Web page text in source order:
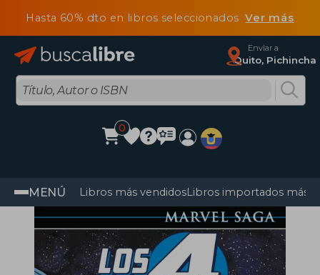
Hasta 60% dto en libros seleccionadosVer más
Enviar a
Quito, Pichincha
0
MENÚ Libros más vendidosLibros importados más